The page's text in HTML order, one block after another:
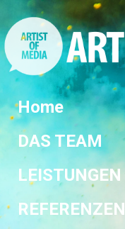
Home
DAS TEAM
LEISTUNGEN
REFERENZEN